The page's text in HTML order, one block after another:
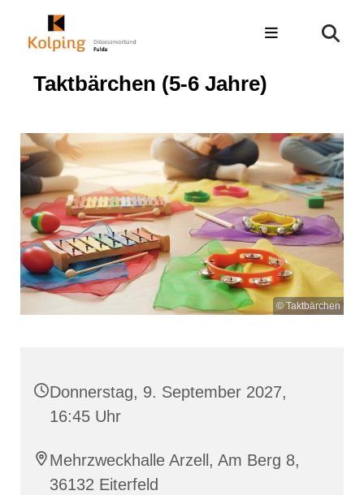
Taktbärchen (5-6 Jahre)
© Taktbärchen
Donnerstag, 9. September 2027,
16:45 Uhr
Mehrzweckhalle Arzell, Am Berg 8,
36132 Eiterfeld